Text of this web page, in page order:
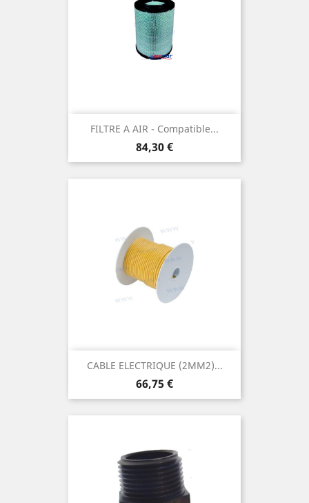
FILTRE A AIR - Compatible...
Prix
84,30 €
CABLE ELECTRIQUE (2MM2)...
Prix
66,75 €